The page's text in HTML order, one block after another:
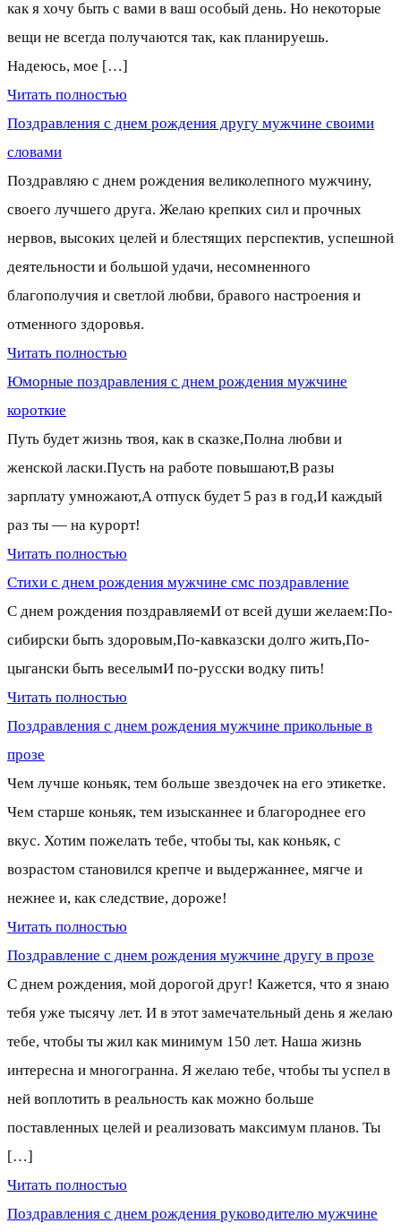
как я хочу быть с вами в ваш особый день. Но некоторые
вещи не всегда получаются так, как планируешь.
Надеюсь, мое […]
Читать полностью
Поздравления с днем рождения другу мужчине своими
словами
Поздравляю с днем рождения великолепного мужчину,
своего лучшего друга. Желаю крепких сил и прочных
нервов, высоких целей и блестящих перспектив, успешной
деятельности и большой удачи, несомненного
благополучия и светлой любви, бравого настроения и
отменного здоровья.
Читать полностью
Юморные поздравления с днем рождения мужчине
короткие
Путь будет жизнь твоя, как в сказке,Полна любви и
женской ласки.Пусть на работе повышают,В разы
зарплату умножают,А отпуск будет 5 раз в год,И каждый
раз ты — на курорт!
Читать полностью
Стихи с днем рождения мужчине смс поздравление
С днем рождения поздравляемИ от всей души желаем:По-
сибирски быть здоровым,По-кавказски долго жить,По-
цыгански быть веселымИ по-русски водку пить!
Читать полностью
Поздравления с днем рождения мужчине прикольные в
прозе
Чем лучше коньяк, тем больше звездочек на его этикетке.
Чем старше коньяк, тем изысканнее и благороднее его
вкус. Хотим пожелать тебе, чтобы ты, как коньяк, с
возрастом становился крепче и выдержаннее, мягче и
нежнее и, как следствие, дороже!
Читать полностью
Поздравление с днем рождения мужчине другу в прозе
С днем рождения, мой дорогой друг! Кажется, что я знаю
тебя уже тысячу лет. И в этот замечательный день я желаю
тебе, чтобы ты жил как минимум 150 лет. Наша жизнь
интересна и многогранна. Я желаю тебе, чтобы ты успел в
ней воплотить в реальность как можно больше
поставленных целей и реализовать максимум планов. Ты
[…]
Читать полностью
Поздравления с днем рождения руководителю мужчине